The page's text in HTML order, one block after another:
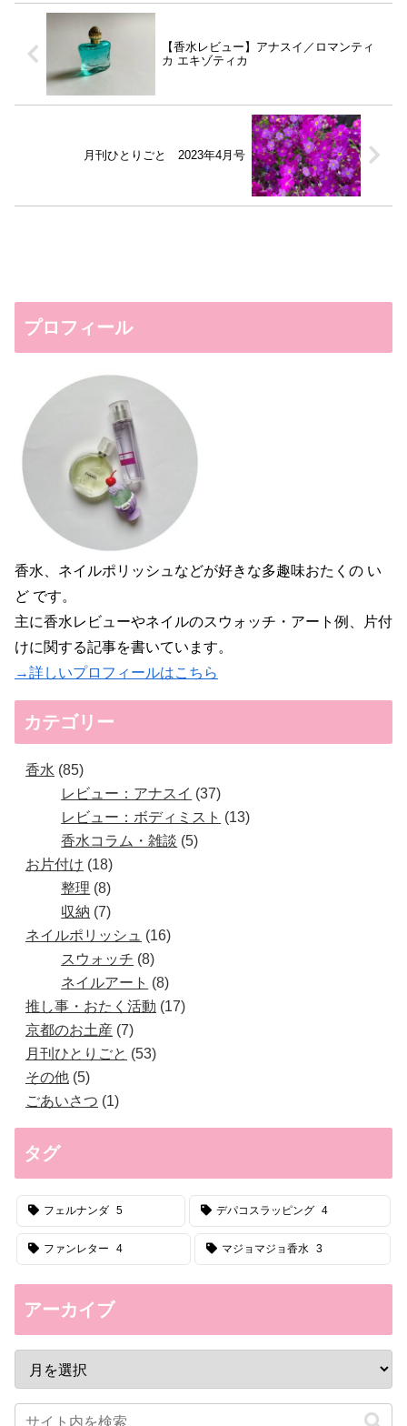
【香水レビュー】アナスイ／ロマンティ
カ エキゾティカ
月刊ひとりごと 2023年4月号
プロフィール
香水、ネイルポリッシュなどが好きな多趣味おたくの い
ど です。
主に香水レビューやネイルのスウォッチ・アート例、片付
けに関する記事を書いています。
→詳しいプロフィールはこちら
カテゴリー
香水 85
レビュー：アナスイ
37
レビュー：ボディミスト
13
香水コラム・雑談 5
お片付け
18
整理 8
収納 7
ネイルポリッシュ
16
スウォッチ 8
ネイルアート
8
推し事・おたく活動
17
京都のお土産 7
月刊ひとりごと
53
その他 5
ごあいさつ
1
タグ
フェルナンダ 5 デパコスラッピング 4
ファンレター 4 マジョマジョ香水 3
アーカイブ